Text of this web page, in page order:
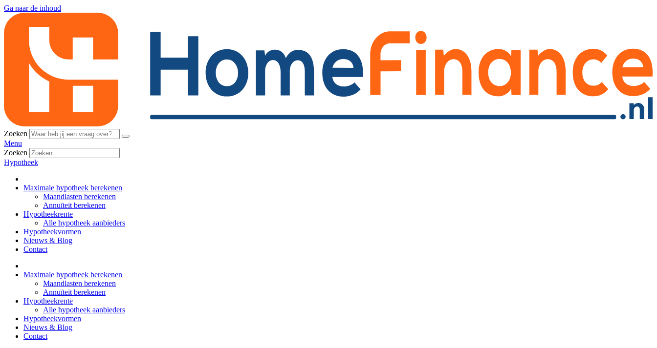
Ga naar de inhoud
Zoeken
Menu
Zoeken
Hypotheek
Maximale hypotheek berekenen
Maandlasten berekenen
Annuïteit berekenen
Hypotheekrente
Alle hypotheek aanbieders
Hypotheekvormen
Nieuws & Blog
Contact
Maximale hypotheek berekenen
Maandlasten berekenen
Annuïteit berekenen
Hypotheekrente
Alle hypotheek aanbieders
Hypotheekvormen
Nieuws & Blog
Contact